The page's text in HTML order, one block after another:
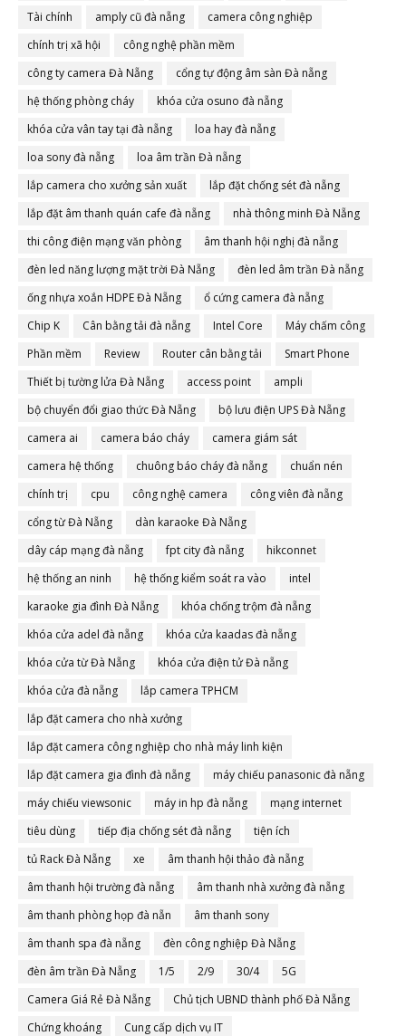
Tài chính amply cũ đà nẵng
camera công nghiệp
chính trị xã hội
công nghệ phần mềm
công ty camera Đà Nẵng
cổng tự động âm sàn Đà nẵng
hệ thống phòng cháy
khóa cửa osuno đà nẵng
khóa cửa vân tay tại đà nẵng
loa hay đà nẵng
loa sony đà nẵng
loa âm trần Đà nẵng
lắp camera cho xưởng sản xuất
lắp đặt chống sét đà nẵng
lắp đặt âm thanh quán cafe đà nẵng
nhà thông minh Đà Nẵng
thi công điện mạng văn phòng
âm thanh hội nghị đà nẵng
đèn led năng lượng mặt trời Đà Nẵng
đèn led âm trần Đà nẵng
ống nhựa xoắn HDPE Đà Nẵng
ổ cứng camera đà nẵng
Chip K
Cân bằng tải đà nẵng Intel Core
Máy chấm công
Phần mềm
Review Router cân bằng tải
Smart Phone
Thiết bị tường lửa Đà Nẵng
access point
ampli
bộ chuyển đổi giao thức Đà Nẵng
bộ lưu điện UPS Đà Nẵng
camera ai
camera báo cháy
camera giám sát
camera hệ thống
chuông báo cháy đà nẵng
chuẩn nén
chính trị
cpu công nghệ camera
công viên đà nẵng
cổng từ Đà Nẵng
dàn karaoke Đà Nẵng
dây cáp mạng đà nẵng
fpt city đà nẵng
hikconnet
hệ thống an ninh
hệ thống kiểm soát ra vào
intel
karaoke gia đình Đà Nẵng
khóa chống trộm đà nẵng
khóa cửa adel đà nẵng
khóa cửa kaadas đà nẵng
khóa cửa từ Đà Nẵng
khóa cửa điện tử Đà nẵng
khóa cửa đà nẵng
lắp camera TPHCM
lắp đặt camera cho nhà xưởng
lắp đặt camera công nghiệp cho nhà máy linh kiện
lắp đặt camera gia đình đà nẵng
máy chiếu panasonic đà nẵng
máy chiếu viewsonic
máy in hp đà nẵng
mạng internet
tiêu dùng
tiếp địa chống sét đà nẵng
tiện ích
tủ Rack Đà Nẵng
xe
âm thanh hội thảo đà nẵng
âm thanh hội trường đà nẵng
âm thanh nhà xưởng đà nẵng
âm thanh phòng họp đà nẵn
âm thanh sony
âm thanh spa đà nẵng
đèn công nghiệp Đà Nẵng
đèn âm trần Đà Nẵng
1/5 2/9 30/4
5G
Camera Giá Rẻ Đà Nẵng
Chủ tịch UBND thành phố Đà Nẵng
Chứng khoáng
Cung cấp dịch vụ IT